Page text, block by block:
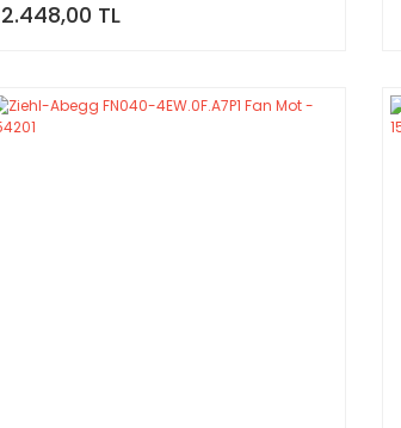
2.448,00 TL